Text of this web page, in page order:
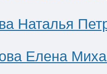
Наталья
Елена